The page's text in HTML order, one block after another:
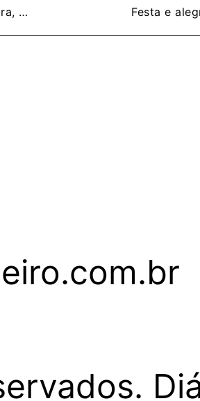
Encontro apresentou cronograma da obra, programas do Plano Básico Ambiental e medidas de mitigação previstas no licenciamento
Festa e